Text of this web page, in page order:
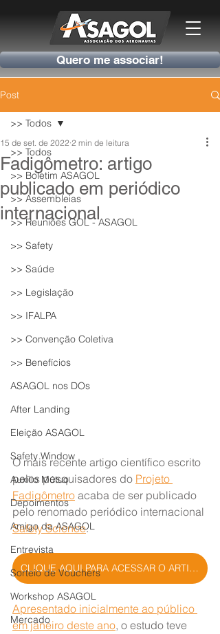
Quero me associar!
Post
>> Todos
>> Boletim ASAGOL
>> Assembleias
>> Reuniões GOL - ASAGOL
>> Safety
>> Saúde
>> Legislação
>> IFALPA
>> Convenção Coletiva
>> Benefícios
ASAGOL nos DOs
After Landing
Eleição ASAGOL
Safety Window
Auxílio Mútuo
Depoimentos
Amigo da ASAGOL
Entrevista
Sorteio de Vouchers
Workshop ASAGOL
Mercado
>> Todos
Fadigômetro: artigo
publicado em periódico
internacional
15 de set. de 2022 2 min de leitura
O mais recente artigo científico escrito
pelos pesquisadores do Projeto
Fadigômetro acaba de ser publicado
pelo renomado periódico internacional
Safety Science.
CLIQUE AQUI PARA ACESSAR O ARTIGO EM PDF
Apresentado inicialmente ao público
em janeiro deste ano, o estudo teve